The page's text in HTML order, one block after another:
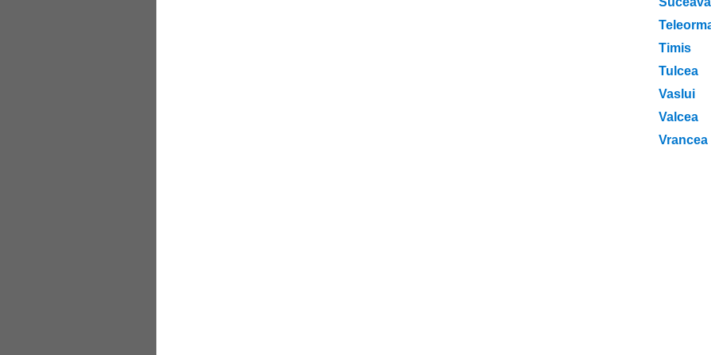
Timis
Tulcea
Vaslui
Valcea
Vrancea